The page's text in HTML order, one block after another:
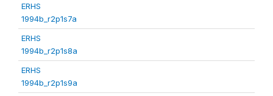
ERHS
1994b_r2p1s7a
ERHS
1994b_r2p1s8a
ERHS
1994b_r2p1s9a